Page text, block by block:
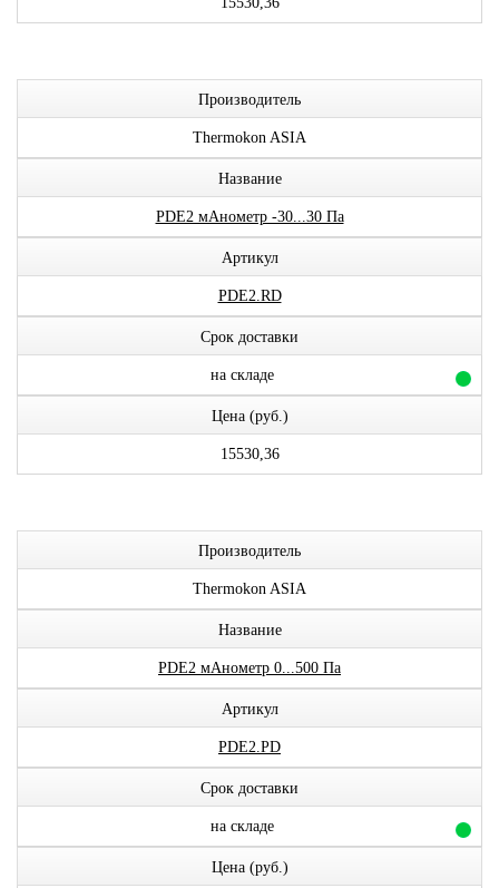
Производитель
Thermokon ASIA
Название
PDE2 мАнометр -30...30 Па
Артикул
PDE2.RD
Срок доставки
на складе
Цена (руб.)
15530,36
Производитель
Thermokon ASIA
Название
PDE2 мАнометр 0...500 Па
Артикул
PDE2.PD
Срок доставки
на складе
Цена (руб.)